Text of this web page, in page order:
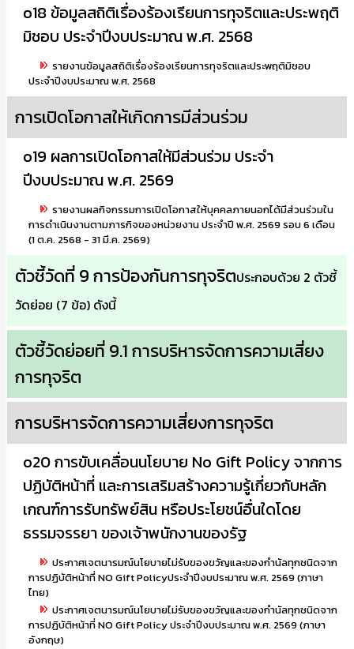
o18 ข้อมูลสถิติเรื่องร้องเรียนการทุจริตและประพฤติ
มิชอบ ประจำปีงบประมาณ พ.ศ. 2568
รายงานข้อมูลสถิติเรื่องร้องเรียนการทุจริตและประพฤติมิชอบ
ประจำปีงบประมาณ พ.ศ. 2568
การเปิดโอกาสให้เกิดการมีส่วนร่วม
o19 ผลการเปิดโอกาสให้มีส่วนร่วม ประจำ
ปีงบประมาณ พ.ศ. 2569
รายงานผลกิจกรรมการเปิดโอกาสให้บุคคลภายนอกได้มีส่วนร่วมใน
การดำเนินงานตามภารกิจของหน่วยงาน ประจำปี พ.ศ. 2569 รอบ 6 เดือน
(1 ต.ค. 2568 - 31 มี.ค. 2569)
ตัวชี้วัดที่ 9 การป้องกันการทุจริตประกอบด้วย 2 ตัวชี้
วัดย่อย (7 ข้อ) ดังนี้
ตัวชี้วัดย่อยที่ 9.1 การบริหารจัดการความเสี่ยง
การทุจริต
การบริหารจัดการความเสี่ยงการทุจริต
o20 การขับเคลื่อนนโยบาย No Gift Policy จากการ
ปฏิบัติหน้าที่ และการเสริมสร้างความรู้เกี่ยวกับหลัก
เกณฑ์การรับทรัพย์สิน หรือประโยชน์อื่นใดโดย
ธรรมจรรยา ของเจ้าพนักงานของรัฐ
ประกาศเจตนารมณ์นโยบายไม่รับของขวัญและของกำนัลทุกชนิดจาก
การปฏิบัติหน้าที่ NO Gift Policyประจำปีงบประมาณ พ.ศ. 2569 (ภาษา
ไทย)
ประกาศเจตนารมณ์นโยบายไม่รับของขวัญและของกำนัลทุกชนิดจาก
การปฏิบัติหน้าที่ NO Gift Policy ประจำปีงบประมาณ พ.ศ. 2569 (ภาษา
อังกฤษ)